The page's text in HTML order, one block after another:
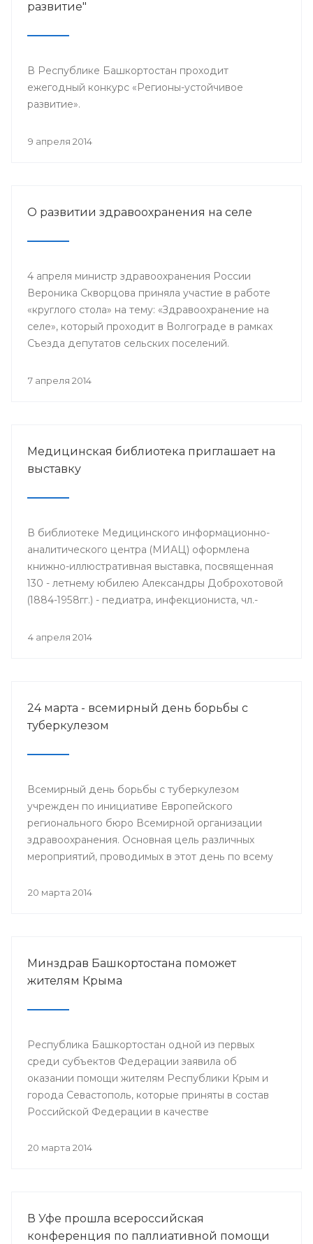
развитие"
В Республике Башкортостан проходит
ежегодный конкурс «Регионы-устойчивое
развитие».
9 апреля 2014
О развитии здравоохранения на селе
4 апреля министр здравоохранения России
Вероника Скворцова приняла участие в работе
«круглого стола» на тему: «Здравоохранение на
селе», который проходит в Волгограде в рамках
Съезда депутатов сельских поселений.
7 апреля 2014
Медицинская библиотека приглашает на
выставку
В библиотеке Медицинского информационно-
аналитического центра (МИАЦ) оформлена
книжно-иллюстративная выставка, посвященная
130 - летнему юбилею Александры Доброхотовой
(1884-1958гг.) - педиатра, инфекциониста, чл.-
деятеля науки РСФСР.
4 апреля 2014
24 марта - всемирный день борьбы с
туберкулезом
Всемирный день борьбы с туберкулезом
учрежден по инициативе Европейского
регионального бюро Всемирной организации
здравоохранения. Основная цель различных
мероприятий, проводимых в этот день по всему
и информирование населения о заболевании и
20 марта 2014
Минздрав Башкортостана поможет
жителям Крыма
Республика Башкортостан одной из первых
среди субъектов Федерации заявила об
оказании помощи жителям Республики Крым и
города Севастополь, которые приняты в состав
Российской Федерации в качестве
день в республике по поручению Президента
20 марта 2014
В Уфе прошла всероссийская
конференция по паллиативной помощи